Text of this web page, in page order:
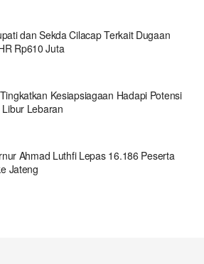
dan Sekda Cilacap Terkait Dugaan
Rp610 Juta
Kesiapsiagaan Hadapi Potensi
Lebaran
Ahmad Luthfi Lepas 16.186 Peserta
Jateng